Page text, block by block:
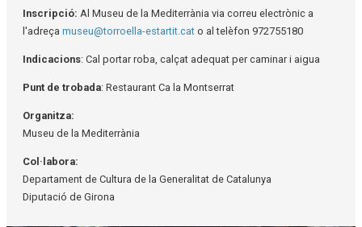
Inscripció: Al Museu de la Mediterrània via correu electrònic a
l'adreça museu@torroella-estartit.cat o al telèfon 972755180
Indicacions: Cal portar roba, calçat adequat per caminar i aigua
Punt de trobada: Restaurant Ca la Montserrat
Organitza:
Museu de la Mediterrània
Col·labora:
Departament de Cultura de la Generalitat de Catalunya
Diputació de Girona